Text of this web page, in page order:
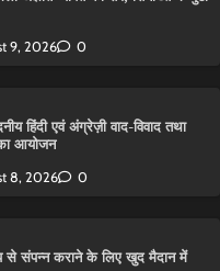
9, 2026 0
हिंदी एवं अंग्रेज़ी वाद-विवाद तथा
आयोजन
8, 2026 0
संपन्न कराने के लिए खुद मैदान में